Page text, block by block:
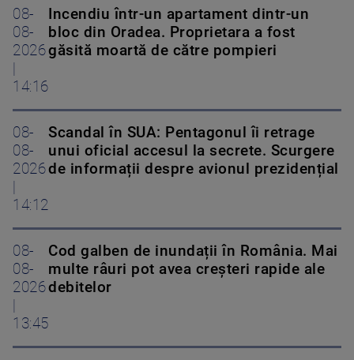
08-
08-
2026
14:16
Incendiu într-un apartament dintr-un
bloc din Oradea. Proprietara a fost
găsită moartă de către pompieri
08-
08-
2026
14:12
Scandal în SUA: Pentagonul îi retrage
unui oficial accesul la secrete. Scurgere
de informații despre avionul prezidențial
08-
08-
2026
13:45
Cod galben de inundații în România. Mai
multe râuri pot avea creșteri rapide ale
debitelor